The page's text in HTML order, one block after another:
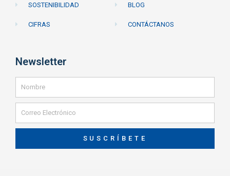
SOSTENIBILIDAD
CIFRAS
BLOG
CONTÁCTANOS
Newsletter
SUSCRÍBETE